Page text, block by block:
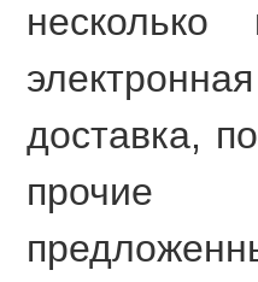
несколько
доставка,
прочие